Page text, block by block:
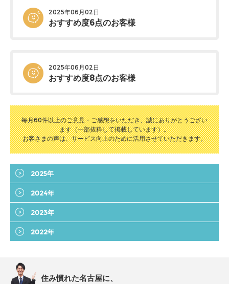
2025年06月02日
おすすめ度6点のお客様
2025年06月02日
おすすめ度8点のお客様
毎月60件以上のご意見・ご感想をいただき、誠にありがとうござい
ます（一部抜粋して掲載しています）。
お客さまの声は、サービス向上のために活用させていただきます。
2025年
2024年
2023年
2022年
住み慣れた名古屋に、